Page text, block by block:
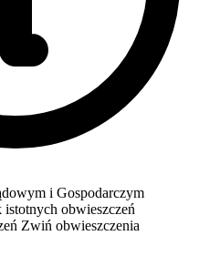
i Gospodarczym
istotnych obwieszczeń
Zwiń obwieszczenia